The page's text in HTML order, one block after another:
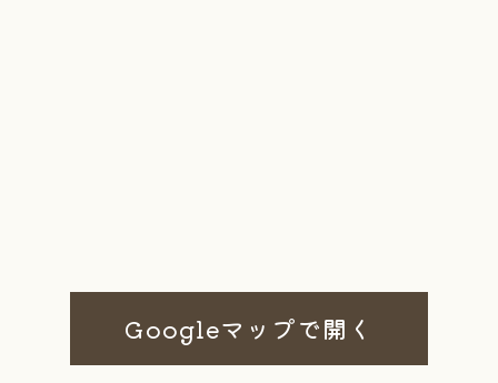
Googleマップで開く